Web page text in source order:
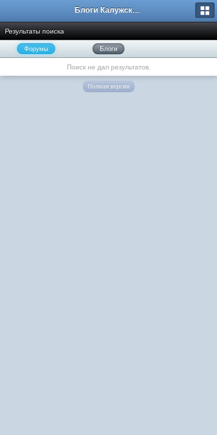
Блоги Калужского перекрестка
Результаты поиска
Форумы Блоги
Поиск не дал результатов.
Полная версия